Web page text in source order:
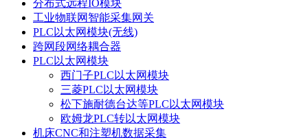
分布式远程IO模块
工业物联网智能采集网关
PLC以太网模块(无线)
跨网段网络耦合器
PLC以太网模块
西门子PLC以太网模块
三菱PLC以太网模块
松下施耐德台达等PLC以太网模块
欧姆龙PLC转以太网模块
机床CNC和注塑机数据采集